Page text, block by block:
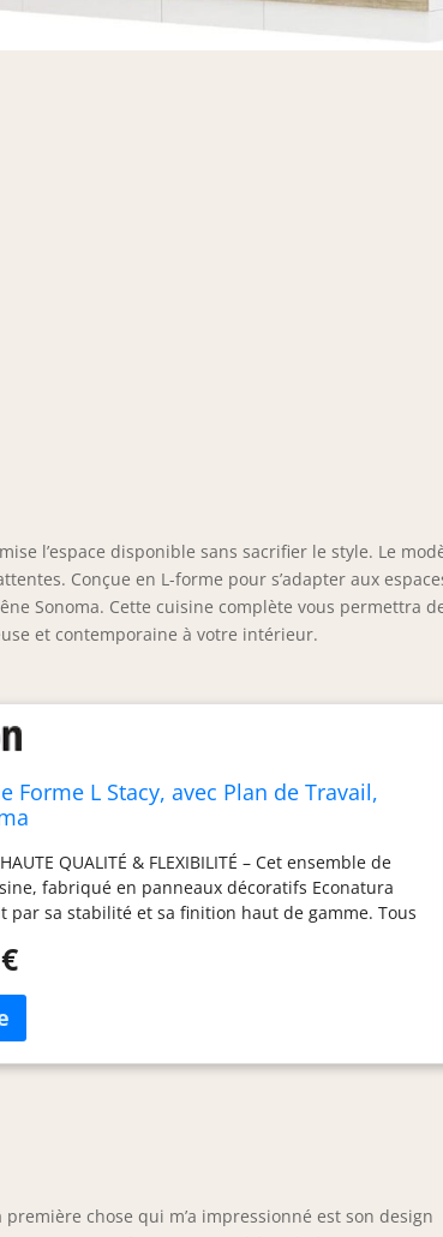
l’espace disponible sans sacrifier le style. Le
Conçue en L-forme pour s’adapter aux
Sonoma. Cette cuisine complète vous permettra
et contemporaine à votre intérieur.
Forme L Stacy, avec Plan de Travail,
QUALITÉ & FLEXIBILITÉ – Cet ensemble de
fabriqué en panneaux décoratifs Econatura
par sa stabilité et sa finition haut de gamme. Tous
Inclus : notice de montage, matériel
NEXUS SILENT & CONFORT – Les tiroirs
de la gamme Nexus en finition graphite,
Soft-Close, assurent une fermeture douce et
ergonomique pour un usage confortable et une
chose qui m’a impressionné est son design